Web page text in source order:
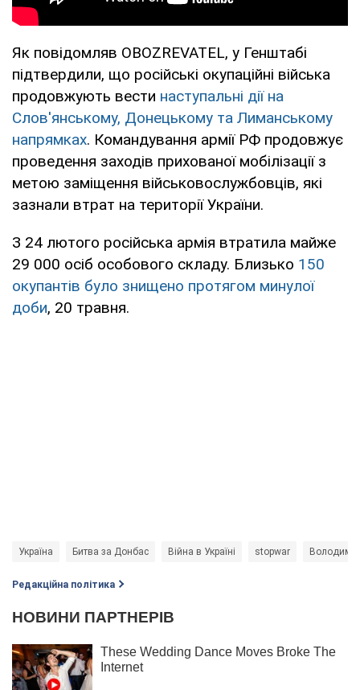
Як повідомляв OBOZREVATEL, у Генштабі
підтвердили, що російські окупаційні війська
продовжують вести наступальні дії на
Слов'янському, Донецькому та Лиманському
напрямках. Командування армії РФ продовжує
проведення заходів прихованої мобілізації з
метою заміщення військовослужбовців, які
зазнали втрат на території України.
З 24 лютого російська армія втратила майже
29 000 осіб особового складу. Близько 150
окупантів було знищено протягом минулої
доби, 20 травня.
Україна Битва за Донбас Війна в Україні stopwar
Редакційна політика